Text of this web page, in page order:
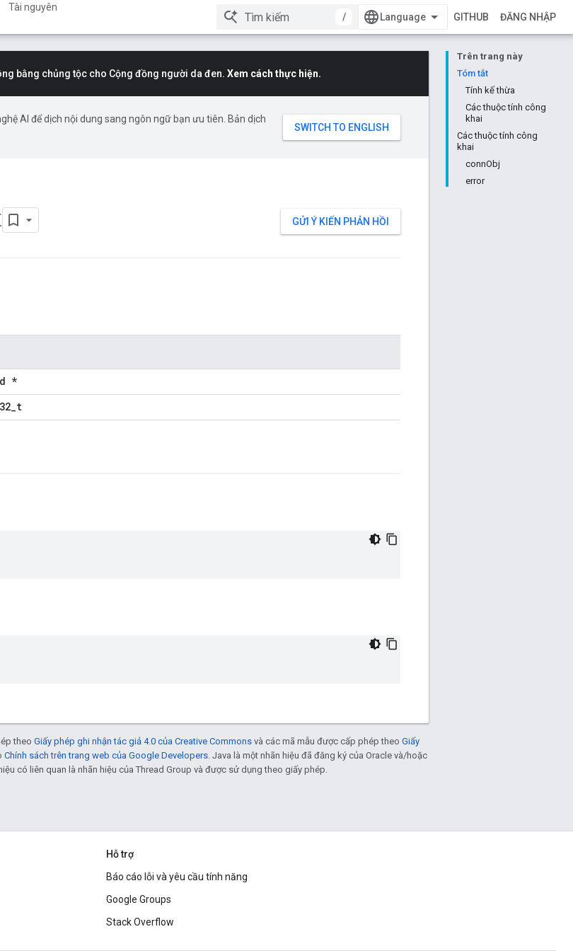
Tài nguyên
/
GITHUB ĐĂNG NHẬP
Trên trang này
Tóm tắt
Tính kế thừa
Các thuộc tính công
khai
Các thuộc tính công
khai
connObj
error
bằng chủng tộc cho Cộng đồng người da đen. Xem cách thực hiện.
AI để dịch nội dung sang ngôn ngữ bạn ưu tiên. Bản dịch
GỬI Ý KIẾN PHẢN HỒI
*
theo Giấy phép ghi nhận tác giả 4.0 của Creative Commons và các mã mẫu được cấp phép theo Giấy
Chính sách trên trang web của Google Developers. Java là một nhãn hiệu đã đăng ký của Oracle và/hoặc
có liên quan là nhãn hiệu của Thread Group và được sử dụng theo giấy phép.
Hỗ trợ
Báo cáo lỗi và yêu cầu tính năng
Google Groups
Stack Overflow